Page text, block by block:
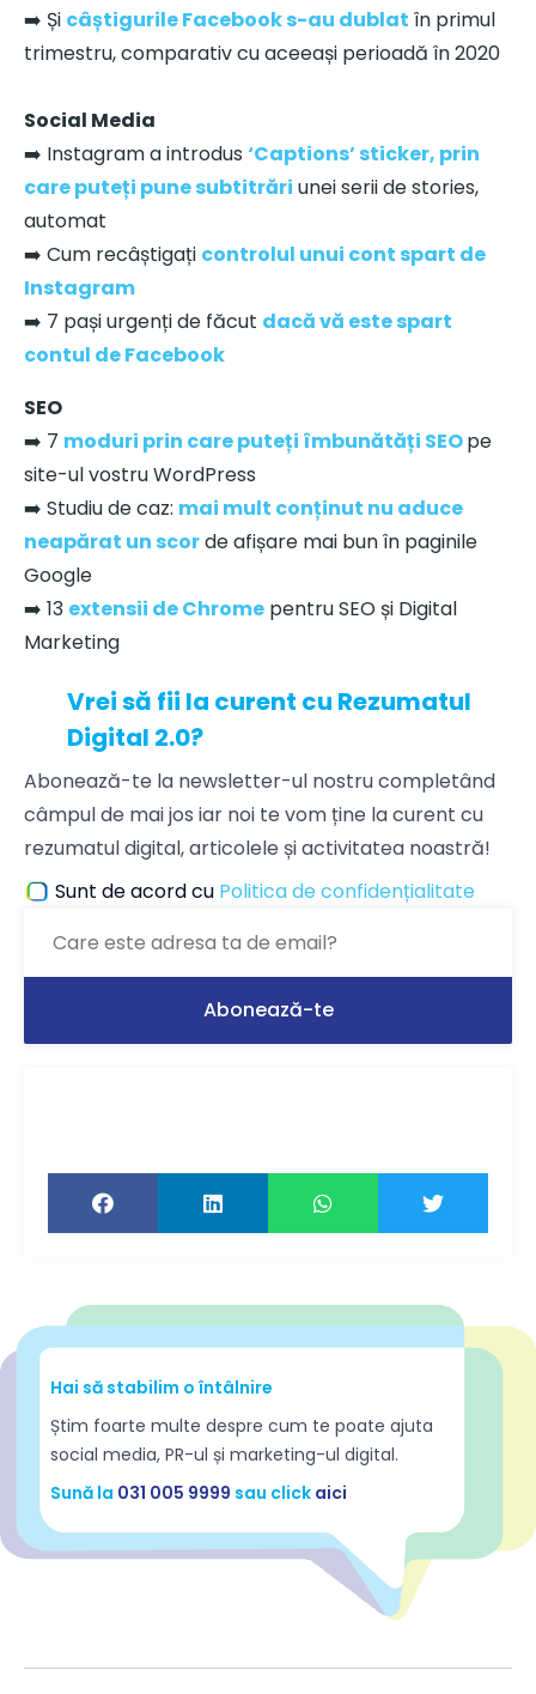
➡️ Și câștigurile Facebook s-au dublat în primul
trimestru, comparativ cu aceeași perioadă în 2020
Social Media
➡️ Instagram a introdus ‘Captions’ sticker, prin
care puteți pune subtitrări unei serii de stories,
automat
➡️ Cum recâștigați controlul unui cont spart de
Instagram
➡️ 7 pași urgenți de făcut dacă vă este spart
contul de Facebook
SEO
➡️ 7 moduri prin care puteți îmbunătăți SEOpe
site-ul vostru WordPress
➡️ Studiu de caz: mai mult conținut nu aduce
neapărat un scorde afișare mai bun în paginile
Google
➡️ 13 extensii de Chrome pentru SEO și Digital
Marketing
Vrei să fii la curent cu Rezumatul
Digital 2.0?
Abonează-te la newsletter-ul nostru completând
câmpul de mai jos iar noi te vom ține la curent cu
rezumatul digital, articolele și activitatea noastră!
Sunt de acord cu Politica de confidențialitate
Hai să stabilim o întâlnire
Știm foarte multe despre cum te poate ajuta
social media, PR-ul și marketing-ul digital.
Sună la 031 005 9999 sau click aici